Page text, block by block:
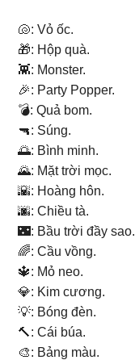
🐚: Vỏ ốc.
🎁: Hộp quà.
👾: Monster.
🎉: Party Popper.
💣: Quả bom.
🔫: Súng.
🌅: Bình minh.
🌄: Mặt trời mọc.
🌇: Hoàng hôn.
🌆: Chiều tà.
🌃: Bầu trời đầy sao.
🌈: Cầu vồng.
🔱: Mỏ neo.
💎: Kim cương.
💡: Bóng đèn.
🔨: Cái búa.
🎨: Bảng màu.